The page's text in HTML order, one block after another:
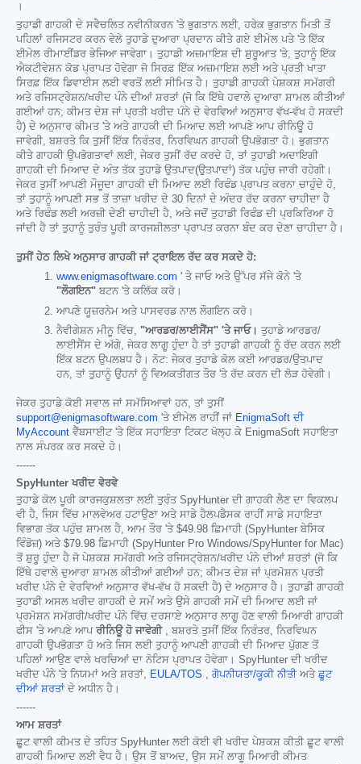
।
ਤੁਹਾਡੀ ਗਾਹਕੀ ਦੇ ਸਵੈਚਲਿਤ ਨਵੀਨੀਕਰਨ 'ਤੇ ਭੁਗਤਾਨ ਲਈ, ਹਰੇਕ ਭੁਗਤਾਨ ਮਿਤੀ ਤੋਂ
ਪਹਿਲਾਂ ਰਜਿਸਟਰ ਕਰਨ ਵੇਲੇ ਤੁਹਾਡੇ ਦੁਆਰਾ ਪ੍ਰਦਾਨ ਕੀਤੇ ਗਏ ਈਮੇਲ ਪਤੇ 'ਤੇ ਇੱਕ
ਈਮੇਲ ਰੀਮਾਈਂਡਰ ਭੇਜਿਆ ਜਾਵੇਗਾ। ਤੁਹਾਡੀ ਅਜ਼ਮਾਇਸ਼ ਦੀ ਸ਼ੁਰੂਆਤ 'ਤੇ, ਤੁਹਾਨੂੰ ਇੱਕ
ਐਕਟੀਵੇਸ਼ਨ ਕੋਡ ਪ੍ਰਾਪਤ ਹੋਵੇਗਾ ਜੋ ਸਿਰਫ਼ ਇੱਕ ਅਜ਼ਮਾਇਸ਼ ਲਈ ਅਤੇ ਪ੍ਰਤੀ ਖਾਤਾ
ਸਿਰਫ਼ ਇੱਕ ਡਿਵਾਈਸ ਲਈ ਵਰਤੋਂ ਲਈ ਸੀਮਿਤ ਹੈ। ਤੁਹਾਡੀ ਗਾਹਕੀ ਪੇਸ਼ਕਸ਼ ਸਮੱਗਰੀ
ਅਤੇ ਰਜਿਸਟ੍ਰੇਸ਼ਨ/ਖਰੀਦ ਪੰਨੇ ਦੀਆਂ ਸ਼ਰਤਾਂ (ਜੋ ਕਿ ਇੱਥੇ ਹਵਾਲੇ ਦੁਆਰਾ ਸ਼ਾਮਲ ਕੀਤੀਆਂ
ਗਈਆਂ ਹਨ; ਕੀਮਤ ਦੇਸ਼ ਜਾਂ ਪ੍ਰਤੀ ਖਰੀਦ ਪੰਨੇ ਦੇ ਵੇਰਵਿਆਂ ਅਨੁਸਾਰ ਵੱਖ-ਵੱਖ ਹੋ ਸਕਦੀ
ਹੈ) ਦੇ ਅਨੁਸਾਰ ਕੀਮਤ 'ਤੇ ਅਤੇ ਗਾਹਕੀ ਦੀ ਮਿਆਦ ਲਈ ਆਪਣੇ ਆਪ ਰੀਨਿਊ ਹੋ
ਜਾਵੇਗੀ, ਬਸ਼ਰਤੇ ਕਿ ਤੁਸੀਂ ਇੱਕ ਨਿਰੰਤਰ, ਨਿਰਵਿਘਨ ਗਾਹਕੀ ਉਪਭੋਗਤਾ ਹੋ। ਭੁਗਤਾਨ
ਕੀਤੇ ਗਾਹਕੀ ਉਪਭੋਗਤਾਵਾਂ ਲਈ, ਜੇਕਰ ਤੁਸੀਂ ਰੱਦ ਕਰਦੇ ਹੋ, ਤਾਂ ਤੁਹਾਡੀ ਅਦਾਇਗੀ
ਗਾਹਕੀ ਦੀ ਮਿਆਦ ਦੇ ਅੰਤ ਤੱਕ ਤੁਹਾਡੇ ਉਤਪਾਦ(ਉਤਪਾਦਾਂ) ਤੱਕ ਪਹੁੰਚ ਜਾਰੀ ਰਹੇਗੀ।
ਜੇਕਰ ਤੁਸੀਂ ਆਪਣੀ ਮੌਜੂਦਾ ਗਾਹਕੀ ਦੀ ਮਿਆਦ ਲਈ ਰਿਫੰਡ ਪ੍ਰਾਪਤ ਕਰਨਾ ਚਾਹੁੰਦੇ ਹੋ,
ਤਾਂ ਤੁਹਾਨੂੰ ਆਪਣੀ ਸਭ ਤੋਂ ਤਾਜ਼ਾ ਖਰੀਦ ਦੇ 30 ਦਿਨਾਂ ਦੇ ਅੰਦਰ ਰੱਦ ਕਰਨਾ ਚਾਹੀਦਾ ਹੈ
ਅਤੇ ਰਿਫੰਡ ਲਈ ਅਰਜ਼ੀ ਦੇਣੀ ਚਾਹੀਦੀ ਹੈ, ਅਤੇ ਜਦੋਂ ਤੁਹਾਡੀ ਰਿਫੰਡ ਦੀ ਪ੍ਰਕਿਰਿਆ ਹੋ
ਜਾਂਦੀ ਹੈ ਤਾਂ ਤੁਹਾਨੂੰ ਤੁਰੰਤ ਪੂਰੀ ਕਾਰਜਸ਼ੀਲਤਾ ਪ੍ਰਾਪਤ ਕਰਨਾ ਬੰਦ ਕਰ ਦੇਣਾ ਚਾਹੀਦਾ ਹੈ।
ਤੁਸੀਂ ਹੇਠ ਲਿਖੇ ਅਨੁਸਾਰ ਗਾਹਕੀ ਜਾਂ ਟ੍ਰਾਇਲ ਰੱਦ ਕਰ ਸਕਦੇ ਹੋ:
www.enigmasoftware.com ' ਤੇ ਜਾਓ ਅਤੇ ਉੱਪਰ ਸੱਜੇ ਕੋਨੇ 'ਤੇ
"ਲੌਗਇਨ" ਬਟਨ 'ਤੇ ਕਲਿੱਕ ਕਰੋ।
ਆਪਣੇ ਯੂਜ਼ਰਨੇਮ ਅਤੇ ਪਾਸਵਰਡ ਨਾਲ ਲੌਗਇਨ ਕਰੋ।
ਨੈਵੀਗੇਸ਼ਨ ਮੀਨੂ ਵਿੱਚ, "ਆਰਡਰ/ਲਾਈਸੈਂਸ" 'ਤੇ ਜਾਓ। ਤੁਹਾਡੇ ਆਰਡਰ/
ਲਾਈਸੈਂਸ ਦੇ ਅੱਗੇ, ਜੇਕਰ ਲਾਗੂ ਹੁੰਦਾ ਹੈ ਤਾਂ ਤੁਹਾਡੀ ਗਾਹਕੀ ਨੂੰ ਰੱਦ ਕਰਨ ਲਈ
ਇੱਕ ਬਟਨ ਉਪਲਬਧ ਹੈ। ਨੋਟ: ਜੇਕਰ ਤੁਹਾਡੇ ਕੋਲ ਕਈ ਆਰਡਰ/ਉਤਪਾਦ
ਹਨ, ਤਾਂ ਤੁਹਾਨੂੰ ਉਹਨਾਂ ਨੂੰ ਵਿਅਕਤੀਗਤ ਤੌਰ 'ਤੇ ਰੱਦ ਕਰਨ ਦੀ ਲੋੜ ਹੋਵੇਗੀ।
ਜੇਕਰ ਤੁਹਾਡੇ ਕੋਈ ਸਵਾਲ ਜਾਂ ਸਮੱਸਿਆਵਾਂ ਹਨ, ਤਾਂ ਤੁਸੀਂ
support@enigmasoftware.com 'ਤੇ ਈਮੇਲ ਰਾਹੀਂ ਜਾਂ EnigmaSoft ਦੀ
MyAccount ਵੈੱਬਸਾਈਟ 'ਤੇ ਇੱਕ ਸਹਾਇਤਾ ਟਿਕਟ ਖੋਲ੍ਹ ਕੇ EnigmaSoft ਸਹਾਇਤਾ
ਨਾਲ ਸੰਪਰਕ ਕਰ ਸਕਦੇ ਹੋ।
------
SpyHunter ਖਰੀਦ ਵੇਰਵੇ
ਤੁਹਾਡੇ ਕੋਲ ਪੂਰੀ ਕਾਰਜਕੁਸ਼ਲਤਾ ਲਈ ਤੁਰੰਤ SpyHunter ਦੀ ਗਾਹਕੀ ਲੈਣ ਦਾ ਵਿਕਲਪ
ਵੀ ਹੈ, ਜਿਸ ਵਿੱਚ ਮਾਲਵੇਅਰ ਹਟਾਉਣਾ ਅਤੇ ਸਾਡੇ ਹੈਲਪਡੈਸਕ ਰਾਹੀਂ ਸਾਡੇ ਸਹਾਇਤਾ
ਵਿਭਾਗ ਤੱਕ ਪਹੁੰਚ ਸ਼ਾਮਲ ਹੈ, ਆਮ ਤੌਰ 'ਤੇ $49.98 ਛਿਮਾਹੀ (SpyHunter ਬੇਸਿਕ
ਵਿੰਡੋਜ਼) ਅਤੇ $79.98 ਛਿਮਾਹੀ (SpyHunter Pro Windows/SpyHunter for Mac)
ਤੋਂ ਸ਼ੁਰੂ ਹੁੰਦਾ ਹੈ ਜੋ ਪੇਸ਼ਕਸ਼ ਸਮੱਗਰੀ ਅਤੇ ਰਜਿਸਟ੍ਰੇਸ਼ਨ/ਖਰੀਦ ਪੰਨੇ ਦੀਆਂ ਸ਼ਰਤਾਂ (ਜੋ ਕਿ
ਇੱਥੇ ਹਵਾਲੇ ਦੁਆਰਾ ਸ਼ਾਮਲ ਕੀਤੀਆਂ ਗਈਆਂ ਹਨ; ਕੀਮਤ ਦੇਸ਼ ਜਾਂ ਪ੍ਰਮੋਸ਼ਨ ਪ੍ਰਤੀ
ਖਰੀਦ ਪੰਨੇ ਦੇ ਵੇਰਵਿਆਂ ਅਨੁਸਾਰ ਵੱਖ-ਵੱਖ ਹੋ ਸਕਦੀ ਹੈ) ਦੇ ਅਨੁਸਾਰ ਹੈ। ਤੁਹਾਡੀ ਗਾਹਕੀ
ਤੁਹਾਡੀ ਅਸਲ ਖਰੀਦ ਗਾਹਕੀ ਦੇ ਸਮੇਂ ਅਤੇ ਉਸੇ ਗਾਹਕੀ ਸਮੇਂ ਦੀ ਮਿਆਦ ਲਈ ਜਾਂ
ਪ੍ਰਮੋਸ਼ਨ ਸਮੱਗਰੀ/ਖਰੀਦ ਪੰਨੇ ਵਿੱਚ ਦਰਸਾਏ ਅਨੁਸਾਰ ਲਾਗੂ ਹੋਣ ਵਾਲੀ ਮਿਆਰੀ ਗਾਹਕੀ
ਫੀਸ 'ਤੇ ਆਪਣੇ ਆਪ ਰੀਨਿਊ ਹੋ ਜਾਵੇਗੀ, ਬਸ਼ਰਤੇ ਤੁਸੀਂ ਇੱਕ ਨਿਰੰਤਰ, ਨਿਰਵਿਘਨ
ਗਾਹਕੀ ਉਪਭੋਗਤਾ ਹੋ ਅਤੇ ਜਿਸ ਲਈ ਤੁਹਾਨੂੰ ਆਪਣੀ ਗਾਹਕੀ ਦੀ ਮਿਆਦ ਪੁੱਗਣ ਤੋਂ
ਪਹਿਲਾਂ ਆਉਣ ਵਾਲੇ ਖਰਚਿਆਂ ਦਾ ਨੋਟਿਸ ਪ੍ਰਾਪਤ ਹੋਵੇਗਾ। SpyHunter ਦੀ ਖਰੀਦ
ਖਰੀਦ ਪੰਨੇ 'ਤੇ ਨਿਯਮਾਂ ਅਤੇ ਸ਼ਰਤਾਂ, EULA/TOS , ਗੋਪਨੀਯਤਾ/ਕੂਕੀ ਨੀਤੀ ਅਤੇ ਛੂਟ
ਦੀਆਂ ਸ਼ਰਤਾਂ ਦੇ ਅਧੀਨ ਹੈ।
------
ਆਮ ਸ਼ਰਤਾਂ
ਛੂਟ ਵਾਲੀ ਕੀਮਤ ਦੇ ਤਹਿਤ SpyHunter ਲਈ ਕੋਈ ਵੀ ਖਰੀਦ ਪੇਸ਼ਕਸ਼ ਕੀਤੀ ਛੂਟ ਵਾਲੀ
ਗਾਹਕੀ ਮਿਆਦ ਲਈ ਵੈਧ ਹੈ। ਉਸ ਤੋਂ ਬਾਅਦ, ਉਸ ਸਮੇਂ ਲਾਗੂ ਮਿਆਰੀ ਕੀਮਤ